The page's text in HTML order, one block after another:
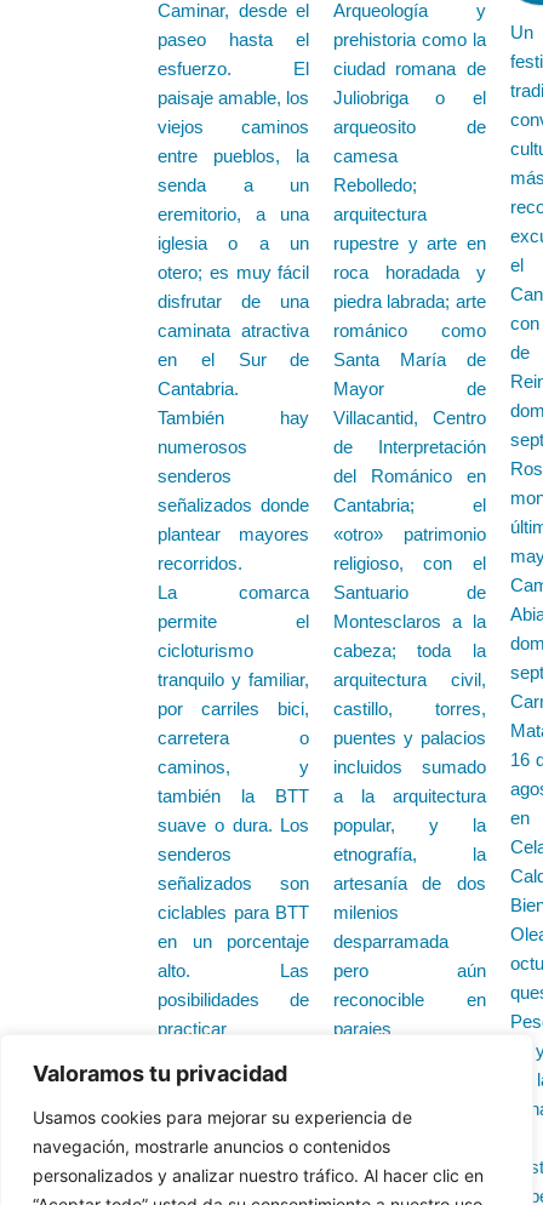
Valoramos tu privacidad
Usamos cookies para mejorar su experiencia de
navegación, mostrarle anuncios o contenidos
personalizados y analizar nuestro tráfico. Al hacer clic en
Caminar, desde el
paseo hasta el
esfuerzo. El
paisaje amable, los
viejos caminos
entre pueblos, la
senda a un
eremitorio, a una
iglesia o a un
otero; es muy fácil
disfrutar de una
caminata atractiva
en el Sur de
Cantabria.
También hay
numerosos
senderos
señalizados donde
plantear mayores
recorridos.
La comarca
permite el
cicloturismo
tranquilo y familiar,
por carriles bici,
carretera o
caminos, y
también la BTT
suave o dura. Los
senderos
señalizados son
ciclables para BTT
en un porcentaje
alto. Las
posibilidades de
practicar
montañismo,
cicloturismo o BTT
en el Sur de
Cantabria, están
Arqueología y
prehistoria como la
ciudad romana de
Juliobriga o el
arqueosito de
camesa
Rebolledo;
arquitectura
rupestre y arte en
roca horadada y
piedra labrada; arte
románico como
Santa María de
Mayor de
Villacantid, Centro
de Interpretación
del Románico en
Cantabria; el
«otro» patrimonio
religioso, con el
Santuario de
Montesclaros a la
cabeza; toda la
arquitectura civil,
castillo, torres,
puentes y palacios
incluidos sumado
a la arquitectura
popular, y la
etnografía, la
artesanía de dos
milenios
desparramada
pero aún
reconocible en
parajes
mantienen
tradiciones
ancestrales que
de
16
en
14
Y